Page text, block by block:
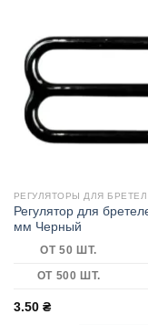
РЕГУЛЯТОРЫ ДЛЯ
Регулятор для
мм Черный
ОТ 50 ШТ.
ОТ 500 ШТ.
3.50 ₴